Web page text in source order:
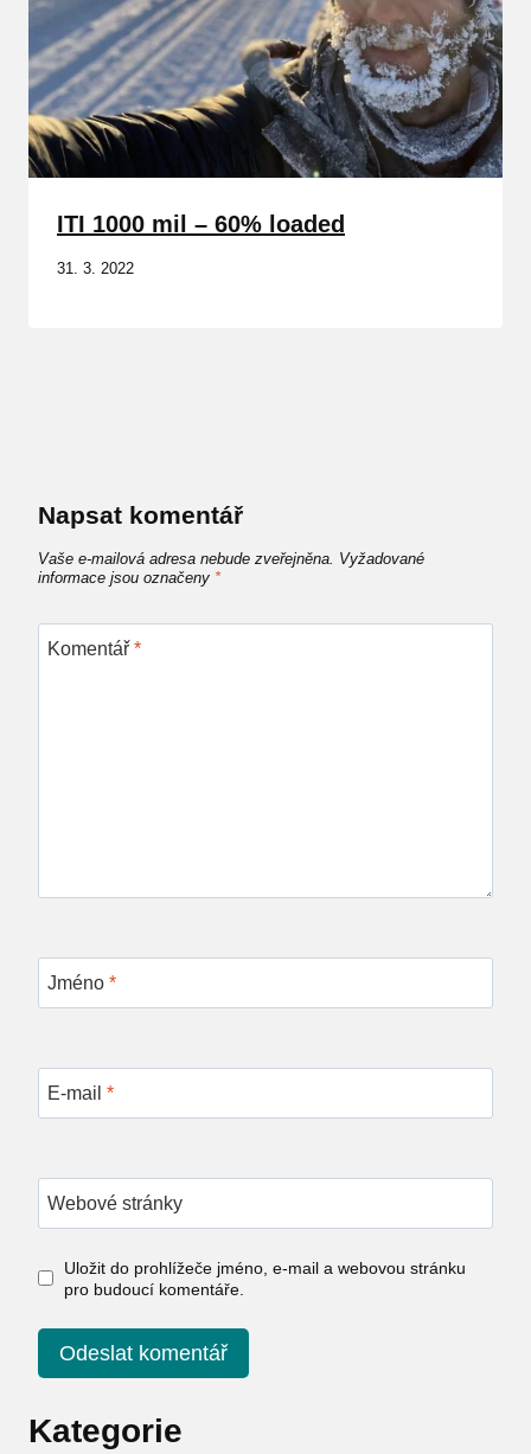
ITI 1000 mil – 60% loaded
31. 3. 2022
Napsat komentář
Vaše e-mailová adresa nebude zveřejněna. Vyžadované
informace jsou označeny *
Komentář*
Jméno *
E-mail *
Webové stránky
Uložit do prohlížeče jméno, e-mail a webovou stránku
pro budoucí komentáře.
Kategorie